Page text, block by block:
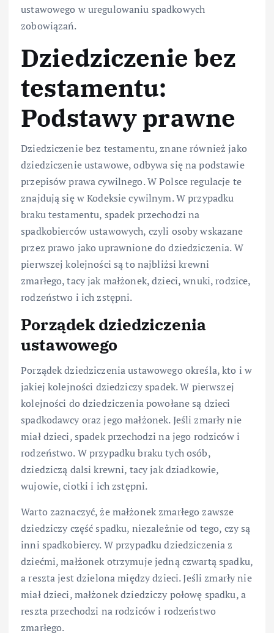
ustawowego w uregulowaniu spadkowych
zobowiązań.
Dziedziczenie bez
testamentu:
Podstawy prawne
Dziedziczenie bez testamentu, znane również jako
dziedziczenie ustawowe, odbywa się na podstawie
przepisów prawa cywilnego. W Polsce regulacje te
znajdują się w Kodeksie cywilnym. W przypadku
braku testamentu, spadek przechodzi na
spadkobierców ustawowych, czyli osoby wskazane
przez prawo jako uprawnione do dziedziczenia. W
pierwszej kolejności są to najbliżsi krewni
zmarłego, tacy jak małżonek, dzieci, wnuki, rodzice,
rodzeństwo i ich zstępni.
Porządek dziedziczenia
ustawowego
Porządek dziedziczenia ustawowego określa, kto i w
jakiej kolejności dziedziczy spadek. W pierwszej
kolejności do dziedziczenia powołane są dzieci
spadkodawcy oraz jego małżonek. Jeśli zmarły nie
miał dzieci, spadek przechodzi na jego rodziców i
rodzeństwo. W przypadku braku tych osób,
dziedziczą dalsi krewni, tacy jak dziadkowie,
wujowie, ciotki i ich zstępni.
Warto zaznaczyć, że małżonek zmarłego zawsze
dziedziczy część spadku, niezależnie od tego, czy są
inni spadkobiercy. W przypadku dziedziczenia z
dziećmi, małżonek otrzymuje jedną czwartą spadku,
a reszta jest dzielona między dzieci. Jeśli zmarły nie
miał dzieci, małżonek dziedziczy połowę spadku, a
reszta przechodzi na rodziców i rodzeństwo
zmarłego.